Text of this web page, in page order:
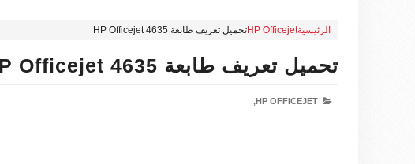
توب HP Driver
الرئيسيةHP Officejetتحميل تعريف طابعة HP Officejet 4635
تحميل تعريف طابعة HP Officejet 4635
HP OFFICEJET,